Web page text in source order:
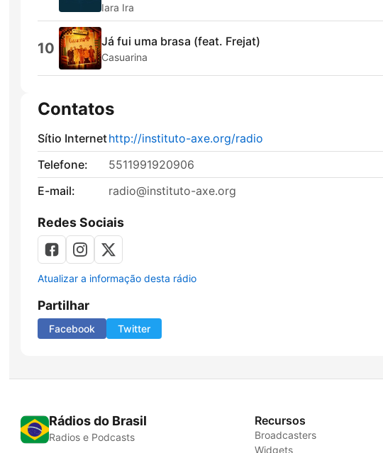
Iara Ira
10 Já fui uma brasa (feat. Frejat)
Casuarina
Contatos
Sítio Internethttp://instituto-axe.org/radio
Telefone:
5511991920906
E-mail:
radio@instituto-axe.org
Redes Sociais
Atualizar a informação desta rádio
Partilhar
Facebook Twitter
Rádios do Brasil
Radios e Podcasts
Recursos
Broadcasters
Widgets